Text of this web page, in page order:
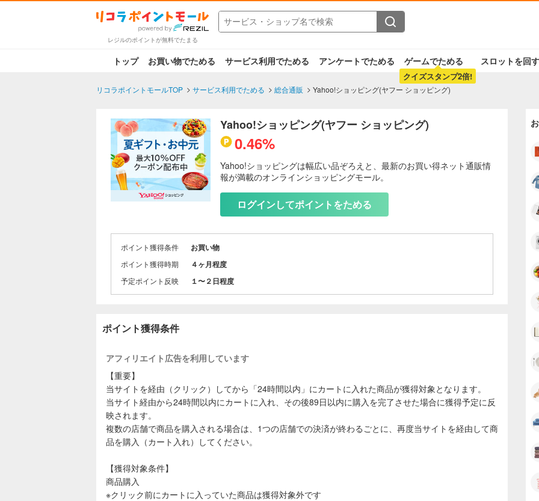
レジルのポイントが無料でたまる
トップ お買い物でためる サービス利用でためる アンケートでためる ゲームでためる
クイズスタンプ2倍!
スロットを回す
リコラポイントモールTOP サービス利用でためる 総合通販 Yahoo!ショッピング(ヤフー ショッピング)
Yahoo!ショッピング(ヤフー ショッピング)
0.46%
Yahoo!ショッピングは幅広い品ぞろえと、最新のお買い得ネット通販情
報が満載のオンラインショッピングモール。
ログインしてポイントをためる
ポイント獲得条件 お買い物
ポイント獲得時期 ４ヶ月程度
予定ポイント反映 １〜２日程度
ポイント獲得条件
アフィリエイト広告を利用しています
【重要】
当サイトを経由（クリック）してから「24時間以内」にカートに入れた商品が獲得対象となります。
当サイト経由から24時間以内にカートに入れ、その後89日以内に購入を完了させた場合に獲得予定に反
映されます。
複数の店舗で商品を購入される場合は、1つの店舗での決済が終わるごとに、再度当サイトを経由して商
品を購入（カート入れ）してください。
【獲得対象条件】
商品購入
※クリック前にカートに入っていた商品は獲得対象外です